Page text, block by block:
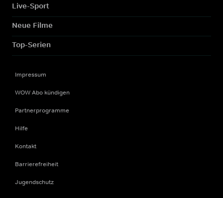
Live-Sport
Neue Filme
Top-Serien
Impressum
WOW Abo kündigen
Partnerprogramme
Hilfe
Kontakt
Barrierefreiheit
Jugendschutz